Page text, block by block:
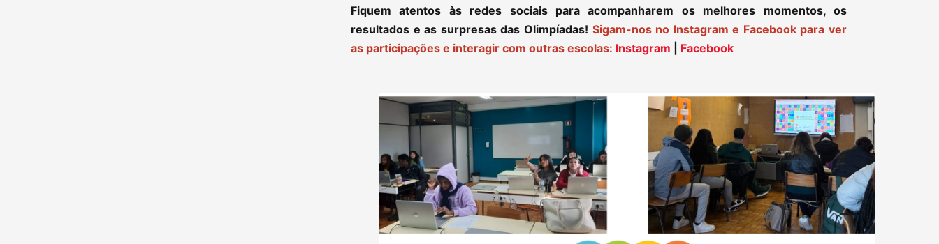
Fiquem atentos às redes sociais para acompanharem os melhores momentos, os
resultados e as surpresas das Olimpíadas! Sigam-nos no Instagram e Facebook para ver
as participações e interagir com outras escolas: Instagram Facebook